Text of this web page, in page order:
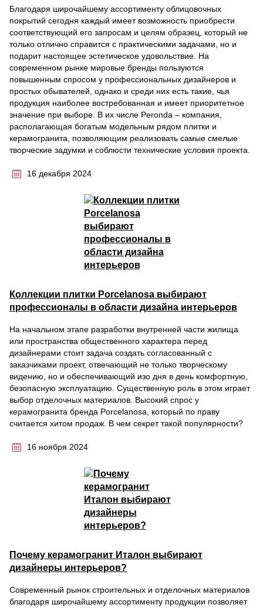
Благодаря широчайшему ассортименту облицовочных
покрытий сегодня каждый имеет возможность приобрести
соответствующий его запросам и целям образец, который не
только отлично справится с практическими задачами, но и
подарит настоящее эстетическое удовольствие. На
современном рынке мировые бренды пользуются
повышенным спросом у профессиональных дизайнеров и
простых обывателей, однако и среди них есть такие, чья
продукция наиболее востребованная и имеет приоритетное
значение при выборе. В их числе Peronda – компания,
располагающая богатым модельным рядом плитки и
керамогранита, позволяющим реализовать самые смелые
творческие задумки и соблюсти технические условия проекта.
16 декабря 2024
Коллекции плитки Porcelanosa выбирают
профессионалы в области дизайна интерьеров
На начальном этапе разработки внутренней части жилища
или пространства общественного характера перед
дизайнерами стоит задача создать согласованный с
заказчиками проект, отвечающий не только творческому
видению, но и обеспечивающий изо дня в день комфортную,
безопасную эксплуатацию. Существенную роль в этом играет
выбор отделочных материалов. Высокий спрос у
керамогранита бренда Porcelanosa, который по праву
считается хитом продаж. В чем секрет такой популярности?
16 ноября 2024
Почему керамогранит Италон выбирают
дизайнеры интерьеров?
Современный рынок строительных и отделочных материалов
благодаря широчайшему ассортименту продукции позволяет